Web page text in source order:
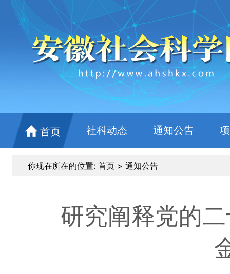
首页 社科动态 通知公告
你现在所在的位置:首页> 通知公告
研究阐释党的